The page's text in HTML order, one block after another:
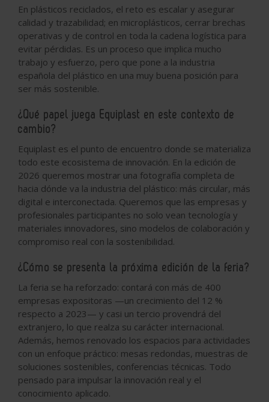
En plásticos reciclados, el reto es escalar y asegurar
calidad y trazabilidad; en microplásticos, cerrar brechas
operativas y de control en toda la cadena logística para
evitar pérdidas. Es un proceso que implica mucho
trabajo y esfuerzo, pero que pone a la industria
española del plástico en una muy buena posición para
ser más sostenible.
¿Qué papel juega Equiplast en este contexto de
cambio?
Equiplast es el punto de encuentro donde se materializa
todo este ecosistema de innovación. En la edición de
2026 queremos mostrar una fotografía completa de
hacia dónde va la industria del plástico: más circular, más
digital e interconectada. Queremos que las empresas y
profesionales participantes no solo vean tecnología y
materiales innovadores, sino modelos de colaboración y
compromiso real con la sostenibilidad.
¿Cómo se presenta la próxima edición de la feria?
La feria se ha reforzado: contará con más de 400
empresas expositoras —un crecimiento del 12 %
respecto a 2023— y casi un tercio provendrá del
extranjero, lo que realza su carácter internacional.
Además, hemos renovado los espacios para actividades
con un enfoque práctico: mesas redondas, muestras de
soluciones sostenibles, conferencias técnicas. Todo
pensado para impulsar la innovación real y el
conocimiento aplicado.